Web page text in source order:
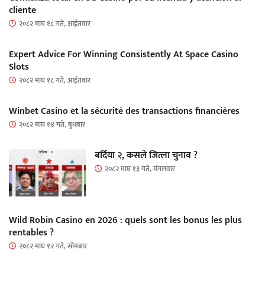
cliente
२०८२ माघ १८ गते, आईतवार
Expert Advice For Winning Consistently At Space Casino
Slots
२०८२ माघ १८ गते, आईतवार
Winbet Casino et la sécurité des transactions financières
२०८२ माघ १४ गते, बुधबार
बर्दिया २, कसले जित्ला चुनाव ?
२०८२ माघ १३ गते, मंगलवार
Wild Robin Casino en 2026 : quels sont les bonus les plus
rentables ?
२०८२ माघ १२ गते, सोमबार